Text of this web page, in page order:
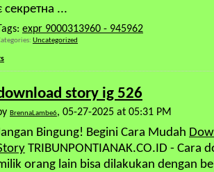
секретна ...
expr 9000313960 - 945962
Uncategorized
story ig 526
BrennaLambe6, 05-27-2025 at 05:31 PM
Bingung! Begini Cara Mudah
TRIBUNPONTIANAK.CO.ID - Cara
orang lain bisa dilakukan dengan